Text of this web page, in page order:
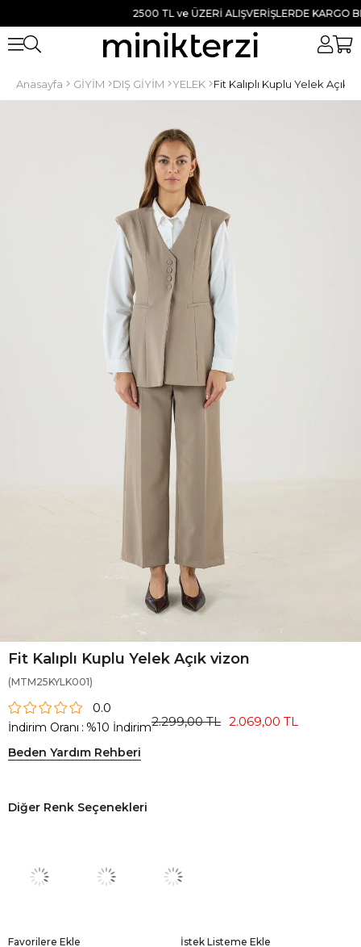
2500 TL ve ÜZERİ ALIŞVERİŞLERDE KARGO
Anasayfa GİYİM DIŞ GİYİM YELEK Fit Kalıplı Kuplu Yelek Açık
Fit Kalıplı Kuplu Yelek Açık vizon
(MTM25KYLK001)
0.0
İndirim Oranı : %10 İndirim2.299,00 TL 2.069,00 TL
Beden Yardım Rehberi
Diğer Renk Seçenekleri
Favorilere Ekle
İstek Listeme Ekle